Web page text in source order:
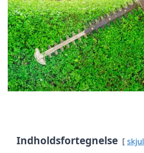
Indholdsfortegnelse skjul